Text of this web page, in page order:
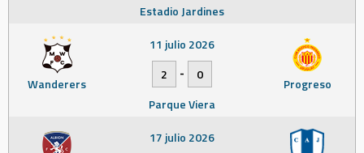
Estadio Jardines
Wanderers Progreso
11 julio 2026
2
-
0
Parque Viera
17 julio 2026